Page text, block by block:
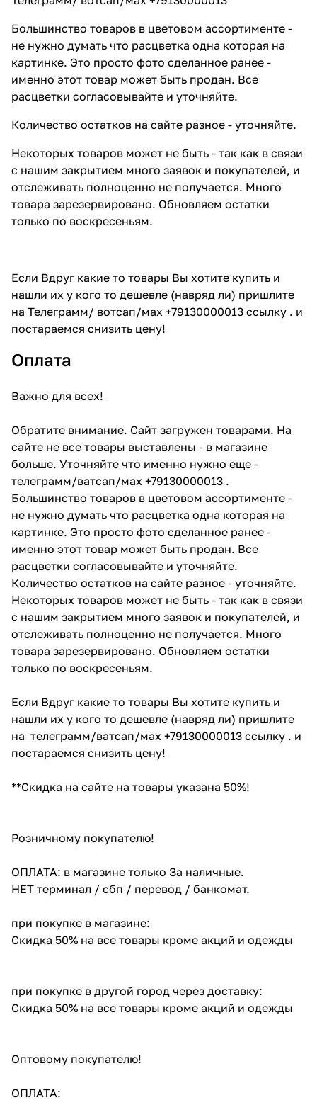
Большинство товаров в цветовом ассортименте -
не нужно думать что расцветка одна которая на
картинке. Это просто фото сделанное ранее -
именно этот товар может быть продан. Все
расцветки согласовывайте и уточняйте.
Количество остатков на сайте разное - уточняйте.
Некоторых товаров может не быть - так как в связи
с нашим закрытием много заявок и покупателей, и
отслеживать полноценно не получается. Много
товара зарезервировано. Обновляем остатки
только по воскресеньям.
Если Вдруг какие то товары Вы хотите купить и
нашли их у кого то дешевле (навряд ли) пришлите
на Телеграмм/ вотсап/мах +79130000013 ссылку . и
постараемся снизить цену!
Оплата
Важно для всех!
Обратите внимание. Сайт загружен товарами. На
сайте не все товары выставлены - в магазине
больше. Уточняйте что именно нужно еще -
телеграмм/ватсап/мах +79130000013 .
Большинство товаров в цветовом ассортименте -
не нужно думать что расцветка одна которая на
картинке. Это просто фото сделанное ранее -
именно этот товар может быть продан. Все
расцветки согласовывайте и уточняйте.
Количество остатков на сайте разное - уточняйте.
Некоторых товаров может не быть - так как в связи
с нашим закрытием много заявок и покупателей, и
отслеживать полноценно не получается. Много
товара зарезервировано. Обновляем остатки
только по воскресеньям.
Если Вдруг какие то товары Вы хотите купить и
нашли их у кого то дешевле (навряд ли) пришлите
на телеграмм/ватсап/мах +79130000013 ссылку . и
постараемся снизить цену!
**Скидка на сайте на товары указана 50%!
Розничному покупателю!
ОПЛАТА: в магазине только За наличные.
НЕТ терминал / сбп / перевод / банкомат.
при покупке в магазине:
Скидка 50% на все товары кроме акций и одежды
при покупке в другой город через доставку:
Скидка 50% на все товары кроме акций и одежды
Оптовому покупателю!
ОПЛАТА: